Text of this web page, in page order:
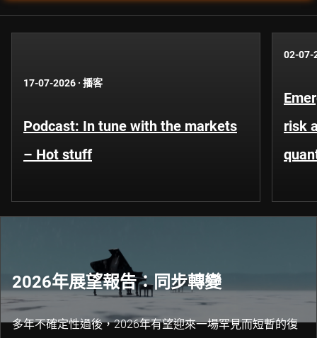
17-07-2026 · 播客
Podcast: In tune with the markets
– Hot stuff
02-07-
risk
2026年展望報告：同步轉變
多年不確定性過後，2026年有望迎來一場罕見而短暫的復